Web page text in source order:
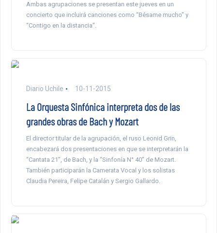
Ambas agrupaciones se presentan este jueves en un
concierto que incluirá canciones como “Bésame mucho” y
“Contigo en la distancia”.
Diario Uchile 10-11-2015
La Orquesta Sinfónica interpreta dos de las
grandes obras de Bach y Mozart
El director titular de la agrupación, el ruso Leonid Grin,
encabezará dos presentaciones en que se interpretarán la
“Cantata 21”, de Bach, y la “Sinfonía N° 40” de Mozart.
También participarán la Camerata Vocal y los solistas
Claudia Pereira, Felipe Catalán y Sergio Gallardo.